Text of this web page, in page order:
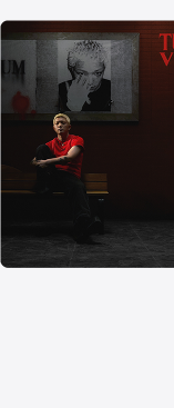
口
中
打
开)